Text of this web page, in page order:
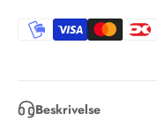
Beskrivelse